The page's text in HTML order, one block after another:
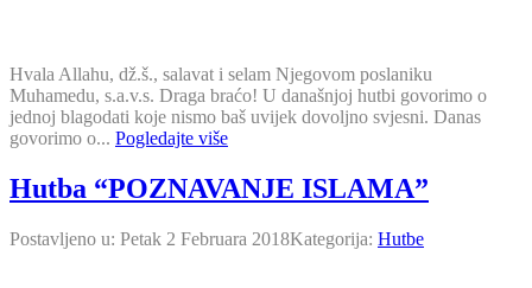
Hvala Allahu, dž.š., salavat i selam Njegovom poslaniku
Muhamedu, s.a.v.s. Draga braćo! U današnjoj hutbi govorimo o
jednoj blagodati koje nismo baš uvijek dovoljno svjesni. Danas
govorimo o... Pogledajte više
Hutba “POZNAVANJE ISLAMA”
Postavljeno u: Petak 2 Februara 2018Kategorija: Hutbe